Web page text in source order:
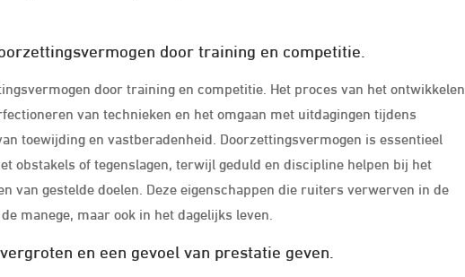
door training en competitie.
door training en competitie. Het proces van het ontwikkelen
van technieken en het omgaan met uitdagingen tijdens
toewijding en vastberadenheid. Doorzettingsvermogen is essentieel
obstakels of tegenslagen, terwijl geduld en discipline helpen bij het
van gestelde doelen. Deze eigenschappen die ruiters verwerven in de
manege, maar ook in het dagelijks leven.
en een gevoel van prestatie geven.